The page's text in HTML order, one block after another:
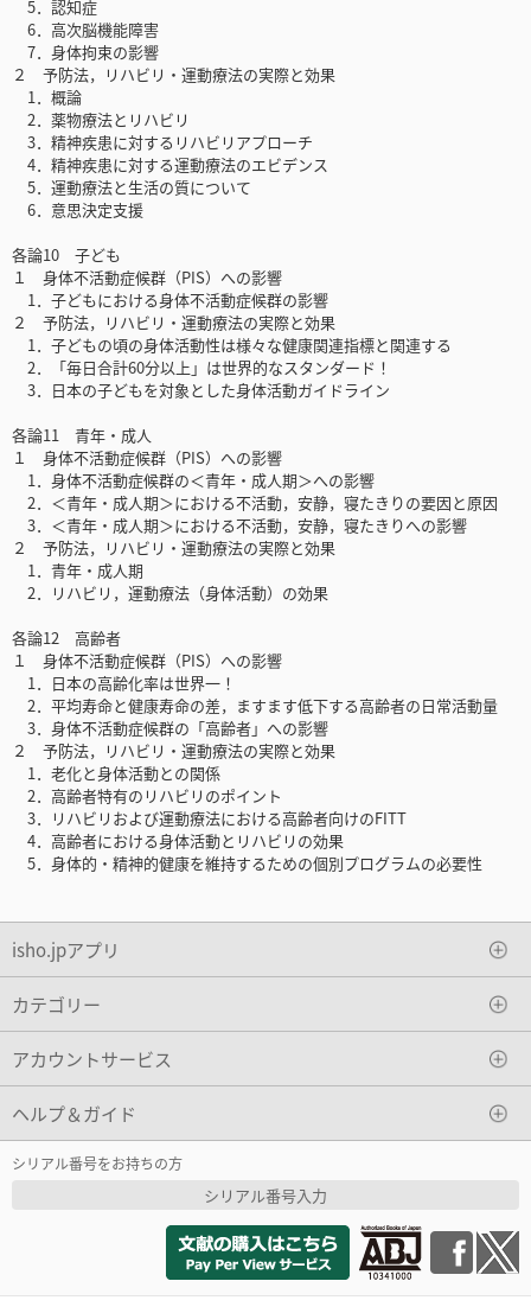
5．認知症
6．高次脳機能障害
7．身体拘束の影響
２ 予防法，リハビリ・運動療法の実際と効果
1．概論
2．薬物療法とリハビリ
3．精神疾患に対するリハビリアプローチ
4．精神疾患に対する運動療法のエビデンス
5．運動療法と生活の質について
6．意思決定支援
各論10 子ども
１ 身体不活動症候群（PIS）への影響
1．子どもにおける身体不活動症候群の影響
２ 予防法，リハビリ・運動療法の実際と効果
1．子どもの頃の身体活動性は様々な健康関連指標と関連する
2．「毎日合計60分以上」は世界的なスタンダード！
3．日本の子どもを対象とした身体活動ガイドライン
各論11 青年・成人
１ 身体不活動症候群（PIS）への影響
1．身体不活動症候群の＜青年・成人期＞への影響
2．＜青年・成人期＞における不活動，安静，寝たきりの要因と原因
3．＜青年・成人期＞における不活動，安静，寝たきりへの影響
２ 予防法，リハビリ・運動療法の実際と効果
1．青年・成人期
2．リハビリ，運動療法（身体活動）の効果
各論12 高齢者
１ 身体不活動症候群（PIS）への影響
1．日本の高齢化率は世界一！
2．平均寿命と健康寿命の差，ますます低下する高齢者の日常活動量
3．身体不活動症候群の「高齢者」への影響
２ 予防法，リハビリ・運動療法の実際と効果
1．老化と身体活動との関係
2．高齢者特有のリハビリのポイント
3．リハビリおよび運動療法における高齢者向けのFITT
4．高齢者における身体活動とリハビリの効果
5．身体的・精神的健康を維持するための個別プログラムの必要性
isho.jpアプリ
カテゴリー
アカウントサービス
ヘルプ＆ガイド
シリアル番号をお持ちの方
シリアル番号入力